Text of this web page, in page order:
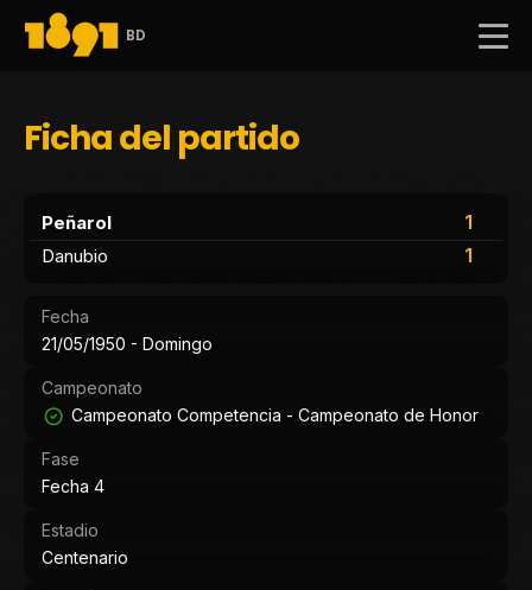
BD
Ficha del partido
Peñarol
1
1
Danubio
Fecha
21/05/1950 - Domingo
Campeonato
Campeonato Competencia - Campeonato de Honor
Fase
Fecha 4
Estadio
Centenario